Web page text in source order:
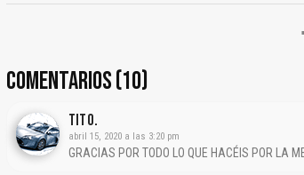
COMENTARIOS (10)
Tito.
abril 15, 2020 a las 3:20 pm
GRACIAS POR TODO LO QUE HACÉIS POR LA